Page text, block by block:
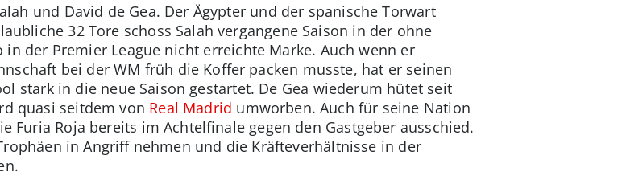
und David de Gea. Der Ägypter und der spanische Torwart
32 Tore schoss Salah vergangene Saison in der ohne
der Premier League nicht erreichte Marke. Auch wenn er
bei der WM früh die Koffer packen musste, hat er seinen
stark in die neue Saison gestartet. De Gea wiederum hütet seit
quasi seitdem von Real Madrid umworben. Auch für seine Nation
Furia Roja bereits im Achtelfinale gegen den Gastgeber ausschied.
in Angriff nehmen und die Kräfteverhältnisse in der